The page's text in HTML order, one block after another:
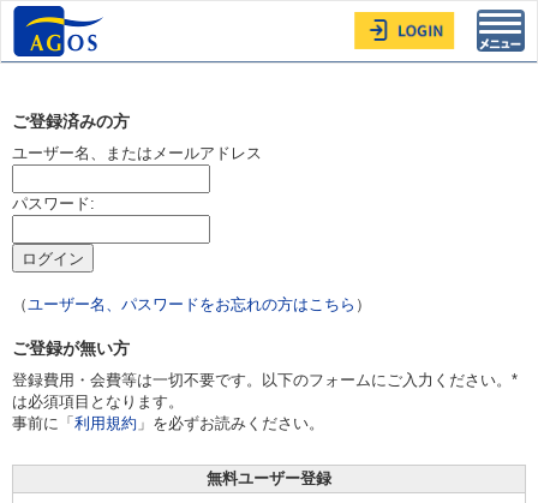
ご登録済みの方
ユーザー名、またはメールアドレス
パスワード:
（ユーザー名、パスワードをお忘れの方はこちら ）
ご登録が無い方
登録費用・会費等は一切不要です。以下のフォームにご入力ください。*
は必須項目となります。
事前に「 利用規約 」を必ずお読みください。
無料ユーザー登録